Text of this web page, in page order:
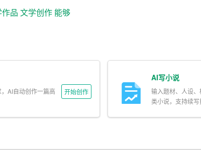
，能够巧妙地构思故事情节。在创作过程中，AI能够根
品 文学创作 能够
AI自动创作一篇高
开始创作
AI写小说
输入题材、人设
类小说，支持续